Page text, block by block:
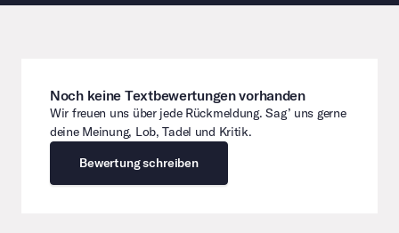
Noch keine Textbewertungen vorhanden
Wir freuen uns über jede Rückmeldung. Sag’ uns gerne
deine Meinung, Lob, Tadel und Kritik.
Bewertung schreiben